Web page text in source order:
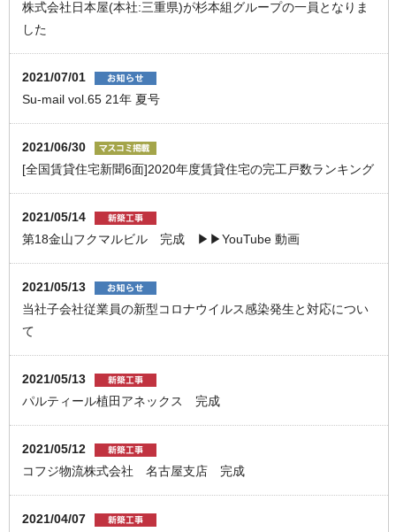
株式会社日本屋(本社:三重県)が杉本組グループの一員となりま
した
2021/07/01
Su-mail vol.65 21年 夏号
2021/06/30
[全国賃貸住宅新聞6面]2020年度賃貸住宅の完工戸数ランキング
2021/05/14
第18金山フクマルビル 完成 ▶▶YouTube 動画
2021/05/13
当社子会社従業員の新型コロナウイルス感染発生と対応につい
て
2021/05/13
パルティール植田アネックス 完成
2021/05/12
コフジ物流株式会社 名古屋支店 完成
2021/04/07